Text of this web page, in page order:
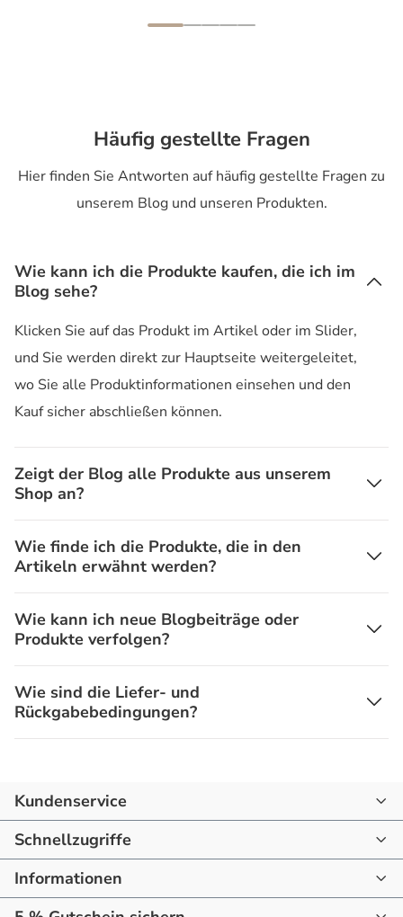
Häufig gestellte Fragen
Hier finden Sie Antworten auf häufig gestellte Fragen zu
unserem Blog und unseren Produkten.
Wie kann ich die Produkte kaufen, die ich im
Blog sehe?
Klicken Sie auf das Produkt im Artikel oder im Slider,
und Sie werden direkt zur Hauptseite weitergeleitet,
wo Sie alle Produktinformationen einsehen und den
Kauf sicher abschließen können.
Zeigt der Blog alle Produkte aus unserem
Shop an?
Wie finde ich die Produkte, die in den
Artikeln erwähnt werden?
Wie kann ich neue Blogbeiträge oder
Produkte verfolgen?
Wie sind die Liefer- und
Rückgabebedingungen?
Kundenservice
07144 - 866190
mail@raum-blick.de
Montag - Freitag
10:00 - 16:00 Uhr
Schnellzugriffe
Startseite
Informationen